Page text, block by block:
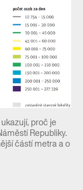
proč je
Republiky.
částí metra a o